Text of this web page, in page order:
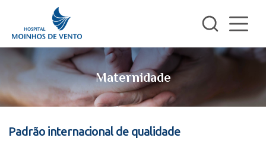
Maternidade
Padrão internacional de qualidade